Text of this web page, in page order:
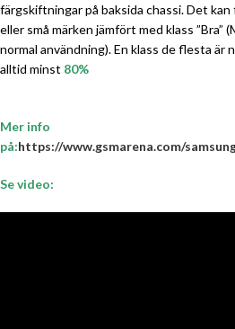
färgskiftningar på baksida chassi. Det
eller små märken jämfört med klass ”Bra”
normal användning). En klass de flesta är
alltid minst 80%
Mer info
på:https://www.gsmarena.com/
Se video: